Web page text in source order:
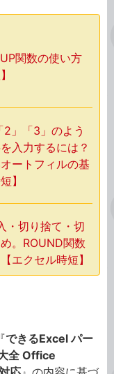
関数の使い方
」「3」のよう
入力するには？
ートフィルの基
】
・切り捨て・切
。ROUND関数
エクセル時短】
できるExcel パー
全 Office